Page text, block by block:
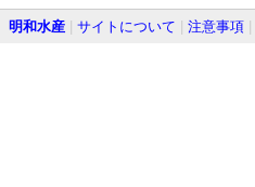
明和水産 サイトについて 注意事項